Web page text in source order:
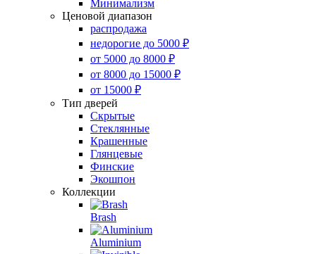
Минимализм
Ценовой диапазон
распродажа
недорогие до 5000 ₽
от 5000 до 8000 ₽
от 8000 до 15000 ₽
от 15000 ₽
Тип дверей
Скрытые
Стеклянные
Крашенные
Глянцевые
Финские
Экошпон
Коллекции
Brash
Aluminium